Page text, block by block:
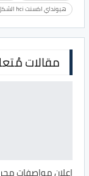
هيونداي اكسنت hci الشكل الجديد
مقالات